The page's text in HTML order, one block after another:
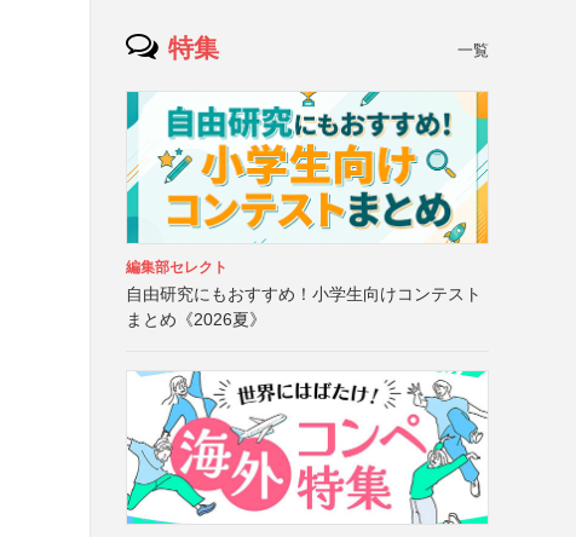
特集 一覧
編集部セレクト
自由研究にもおすすめ！小学生向けコンテスト
まとめ《2026夏》